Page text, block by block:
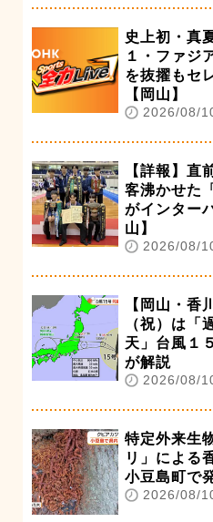
史上初・真
１・ファジ
を抜擢もセ
【岡山】
2026/08/
【詳報】
客沸かせた
がインター
山】
2026/08/
【岡山・香
（祝）は
天」台風１
が解説
2026/08/
特定外来生
リ」による
小豆島町で
2026/08/